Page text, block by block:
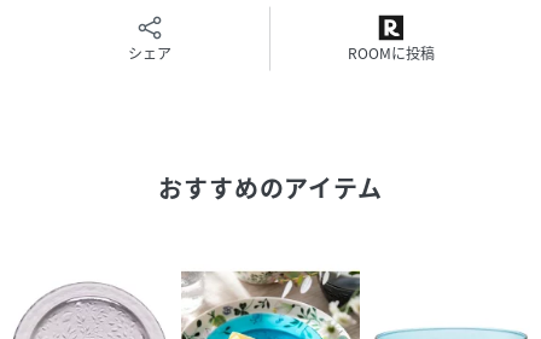
商品分類：グラス
キーワード：正規品 ブランド 食器 洋食器 うつわ 人
ユニセックス
素材 ガラス
シェア ROOMに投稿
おすすめのアイテム